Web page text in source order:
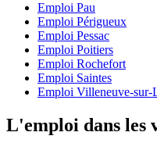
Emploi Pau
Emploi Périgueux
Emploi Pessac
Emploi Poitiers
Emploi Rochefort
Emploi Saintes
Emploi Villeneuve-sur-
L'emploi dans les